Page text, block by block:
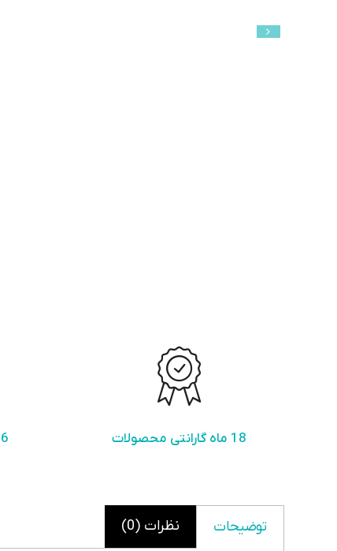
18 ماه گارانتی محصولات 36 ماه
توضیحات نظرات (0)